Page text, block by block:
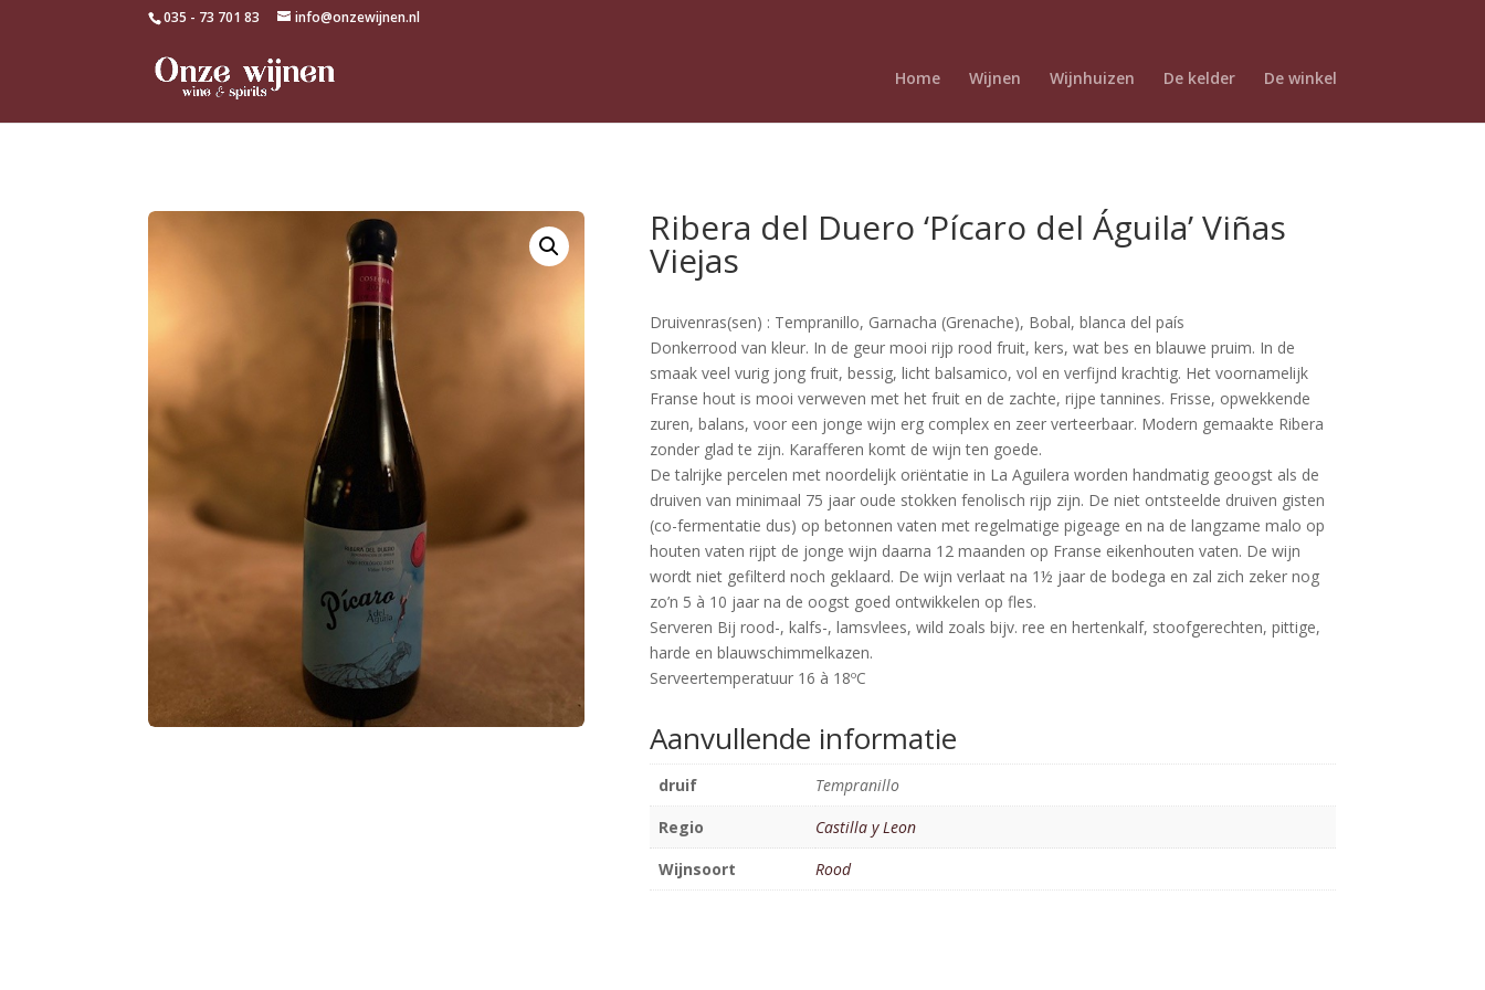
035 - 73 701 83 info@onzewijnen.nl
Home Wijnen Wijnhuizen De kelder De winkel
Ribera del Duero ‘Pícaro del Águila’ Viñas
Viejas
Druivenras(sen) : Tempranillo, Garnacha (Grenache), Bobal, blanca del país
Donkerrood van kleur. In de geur mooi rijp rood fruit, kers, wat bes en blauwe pruim. In de
smaak veel vurig jong fruit, bessig, licht balsamico, vol en verfijnd krachtig. Het voornamelijk
Franse hout is mooi verweven met het fruit en de zachte, rijpe tannines. Frisse, opwekkende
zuren, balans, voor een jonge wijn erg complex en zeer verteerbaar. Modern gemaakte Ribera
zonder glad te zijn. Karafferen komt de wijn ten goede.
De talrijke percelen met noordelijk oriëntatie in La Aguilera worden handmatig geoogst als de
druiven van minimaal 75 jaar oude stokken fenolisch rijp zijn. De niet ontsteelde druiven gisten
(co-fermentatie dus) op betonnen vaten met regelmatige pigeage en na de langzame malo op
houten vaten rijpt de jonge wijn daarna 12 maanden op Franse eikenhouten vaten. De wijn
wordt niet gefilterd noch geklaard. De wijn verlaat na 1½ jaar de bodega en zal zich zeker nog
zo’n 5 à 10 jaar na de oogst goed ontwikkelen op fles.
Serveren Bij rood-, kalfs-, lamsvlees, wild zoals bijv. ree en hertenkalf, stoofgerechten, pittige,
harde en blauwschimmelkazen.
Serveertemperatuur 16 à 18ºC
Aanvullende informatie
druif
Tempranillo
Regio
Castilla y Leon
Wijnsoort
Rood